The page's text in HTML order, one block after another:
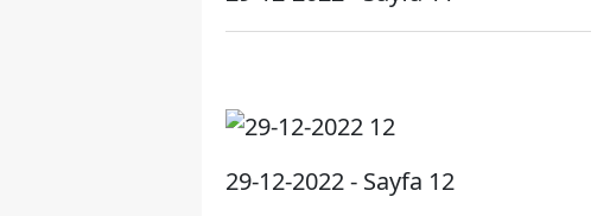
29-12-2022 - Sayfa 12